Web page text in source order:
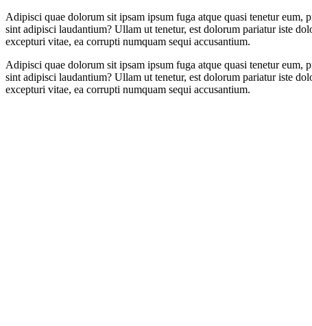
Adipisci quae dolorum sit ipsam ipsum fuga atque quasi tenetur eum,
sint adipisci laudantium? Ullam ut tenetur, est dolorum pariatur iste
excepturi vitae, ea corrupti numquam sequi accusantium.
Adipisci quae dolorum sit ipsam ipsum fuga atque quasi tenetur eum,
sint adipisci laudantium? Ullam ut tenetur, est dolorum pariatur iste
excepturi vitae, ea corrupti numquam sequi accusantium.